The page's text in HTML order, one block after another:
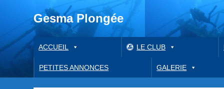
Gesma Plongée
ACCUEIL LE CLUB
PETITES ANNONCES GALERIE